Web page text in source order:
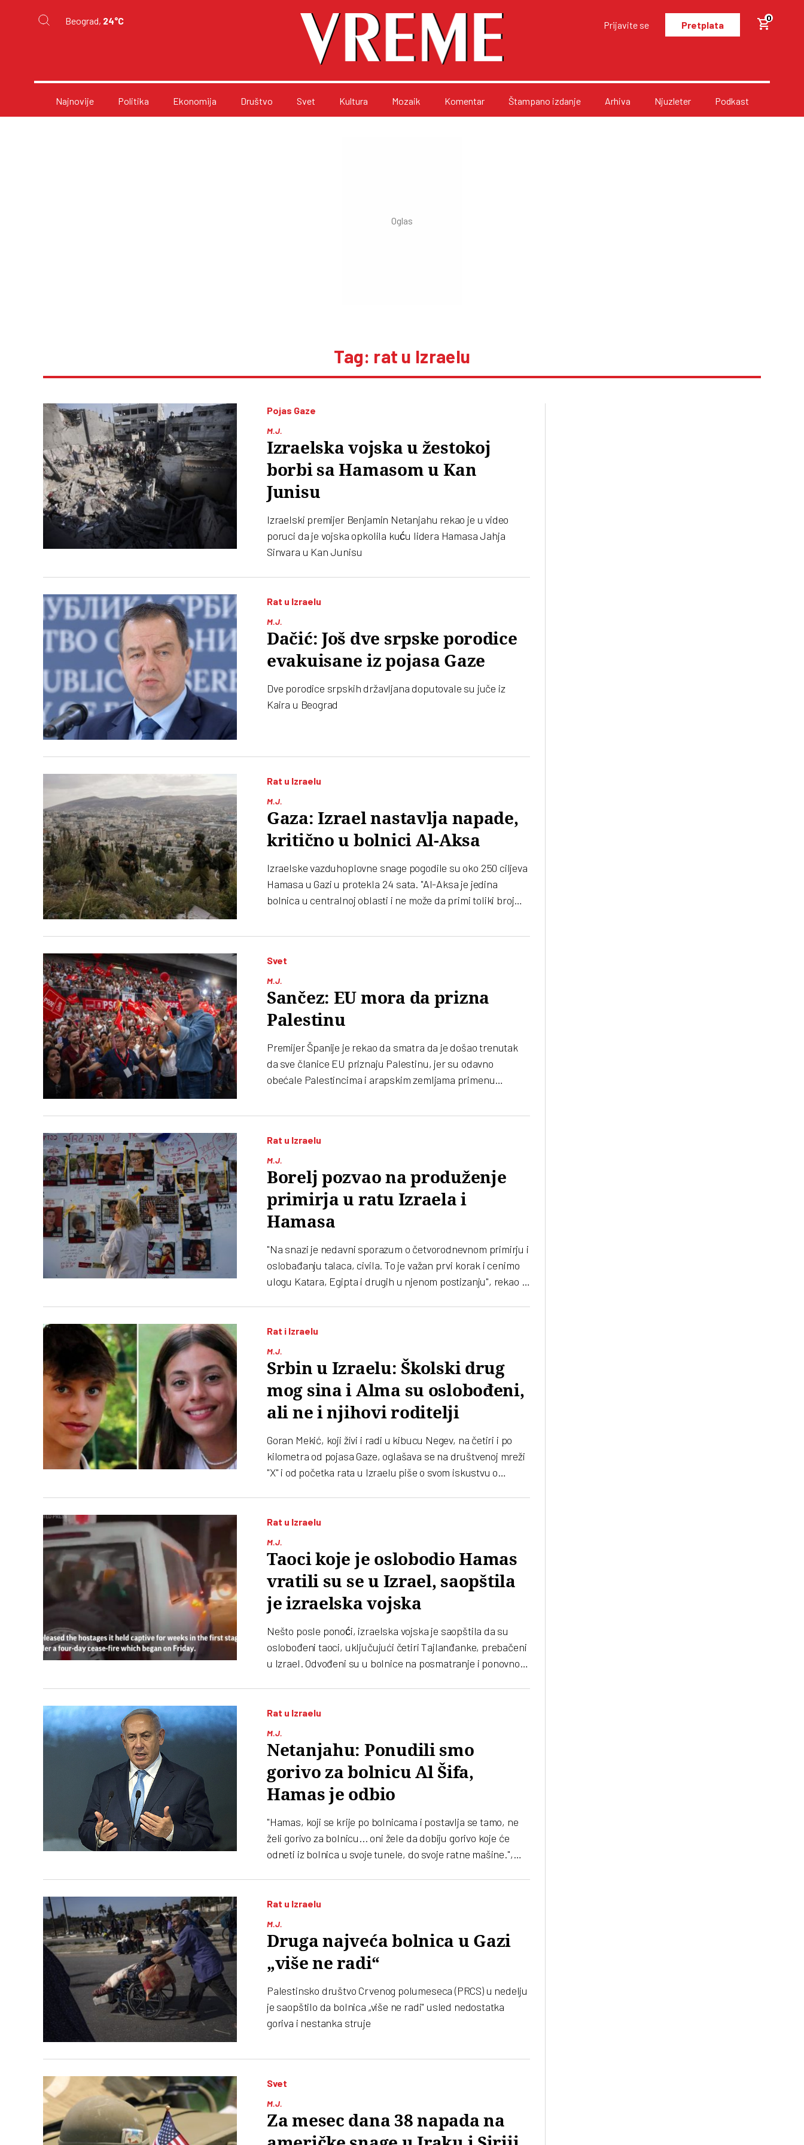
Beograd, 24°C Prijavite se Pretplata
0
Najnovije Politika Ekonomija Društvo Svet Kultura Mozaik Komentar Štampano izdanje Arhiva Njuzleter Podkast
Tag: rat u Izraelu
Pojas Gaze
M.J.
Izraelska vojska u žestokoj
borbi sa Hamasom u Kan
Junisu
Izraelski premijer Benjamin Netanjahu rekao je u video
poruci da je vojska opkolila kuću lidera Hamasa Jahja
Sinvara u Kan Junisu
Rat u Izraelu
M.J.
Dačić: Još dve srpske porodice
evakuisane iz pojasa Gaze
Dve porodice srpskih državljana doputovale su juče iz
Kaira u Beograd
Rat u Izraelu
M.J.
Gaza: Izrael nastavlja napade,
kritično u bolnici Al-Aksa
Izraelske vazduhoplovne snage pogodile su oko 250 ciljeva
Hamasa u Gazi u protekla 24 sata. "Al-Aksa je jedina
bolnica u centralnoj oblasti i ne može da primi toliki broj
Svet
M.J.
Sančez: EU mora da prizna
Palestinu
Premijer Španije je rekao da smatra da je došao trenutak
da sve članice EU priznaju Palestinu, jer su odavno
obećale Palestincima i arapskim zemljama primenu
Rat u Izraelu
M.J.
Borelj pozvao na produženje
primirja u ratu Izraela i
Hamasa
"Na snazi je nedavni sporazum o četvorodnevnom primirju i
oslobađanju talaca, civila. To je važan prvi korak i cenimo
ulogu Katara, Egipta i drugih u njenom postizanju", rekao je
Rat i Izraelu
M.J.
Srbin u Izraelu: Školski drug
mog sina i Alma su oslobođeni,
ali ne i njihovi roditelji
Goran Mekić, koji živi i radi u kibucu Negev, na četiri i po
kilometra od pojasa Gaze, oglašava se na društvenoj mreži
"X" i od početka rata u Izraelu piše o svom iskustvu o
Rat u Izraelu
M.J.
Taoci koje je oslobodio Hamas
vratili su se u Izrael, saopštila
je izraelska vojska
Nešto posle ponoći, izraelska vojska je saopštila da su
oslobođeni taoci, uključujući četiri Tajlanđanke, prebačeni
u Izrael. Odvođeni su u bolnice na posmatranje i ponovno
Rat u Izraelu
M.J.
Netanjahu: Ponudili smo
gorivo za bolnicu Al Šifa,
Hamas je odbio
"Hamas, koji se krije po bolnicama i postavlja se tamo, ne
želi gorivo za bolnicu... oni žele da dobiju gorivo koje će
odneti iz bolnica u svoje tunele, do svoje ratne mašine.",
Rat u Izraelu
M.J.
Druga najveća bolnica u Gazi
„više ne radi“
Palestinsko društvo Crvenog polumeseca (PRCS) u nedelju
je saopštilo da bolnica „više ne radi" usled nedostatka
goriva i nestanka struje
Svet
M.J.
Za mesec dana 38 napada na